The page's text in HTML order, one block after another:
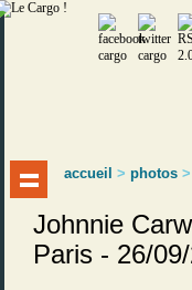
accueil >photos
Johnnie
Paris - 26/